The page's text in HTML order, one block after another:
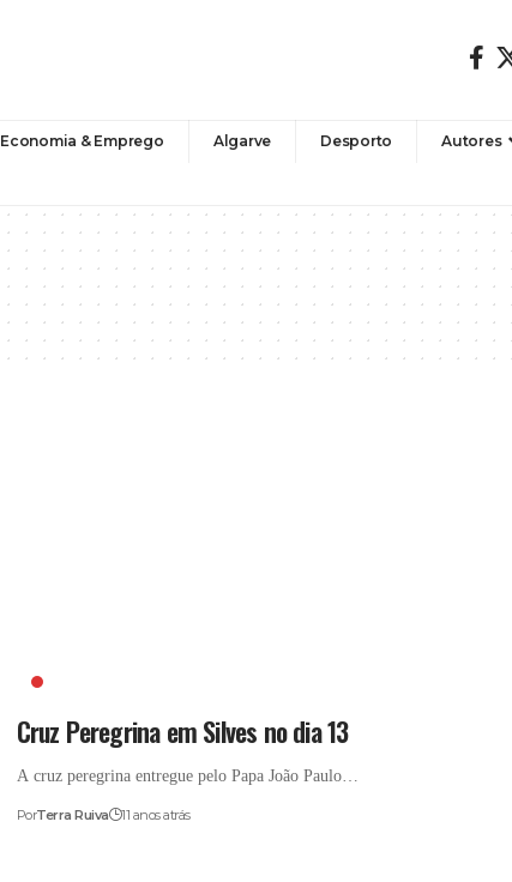
Economia & Emprego Algarve Desporto Autores
Cruz Peregrina em Silves no dia 13
A cruz peregrina entregue pelo Papa João Paulo…
PorTerra Ruiva 11 anos atrás